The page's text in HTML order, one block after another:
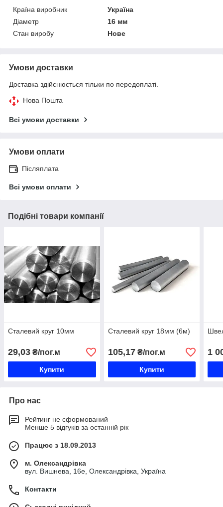
Країна виробник
Україна
Діаметр
16 мм
Стан виробу
Нове
Умови доставки
Доставка здійснюється тільки по передоплаті.
Нова Пошта
Всі умови доставки
Умови оплати
Післяплата
Всі умови оплати
Подібні товари компанії
Сталевий круг 10мм
29,03 ₴/пог.м
Купити
Сталевий круг 18мм (6м)
105,17₴/пог.м
Купити
1
Про нас
Рейтинг не сформований
Менше 5 відгуків за останній рік
Працює з 18.09.2013
м. Олександрівка
вул. Вишнева, 16е, Олександрівка, Україна
Контакти